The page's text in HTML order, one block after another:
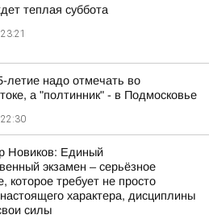
теплая суббота
летие надо отмечать во
а "полтинник" - в Подмосковье
Новиков: Единый
экзамен – серьёзное
которое требует не просто
характера, дисциплины
силы